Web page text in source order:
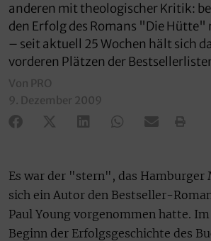
anderen mit theologischer Kritik:
den Erfolg des Romans "Die
– seit aktuell 25 Wochen hält sich
vorderen Plätzen der
Von PRO
9. Dezember 2009
Es war der "stern", das Hamburger
sich ein Autor den Bestseller-
Paul Young vorgenommen hatte.
Beginn der Erfolgsgeschichte des